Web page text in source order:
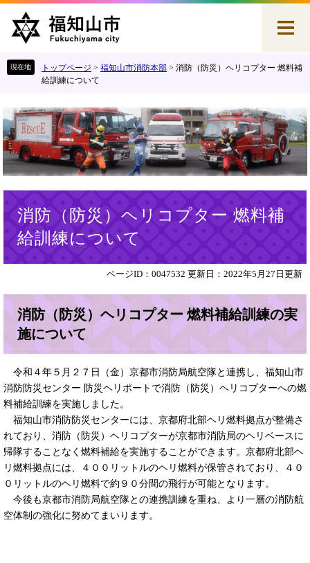
。
て
本
文
へ
トップページ > 福知山市消防本部 > 消防（防災）ヘリコプター 燃料補
給訓練について
消防（防災）ヘリコプター 燃料補
給訓練について
ページID：0047532 更新日：2022年5月27日更新
消防（防災）ヘリコプター 燃料補給訓練の実
施について
令和４年５月２７日（金）京都市消防局航空隊と連携し、福知山市
消防防災センター 防災ヘリポートで消防（防災）ヘリコプターへの燃
料補給訓練を実施しました。
福知山市消防防災センターには、京都府北部ヘリ燃料拠点が整備さ
れており、消防（防災）ヘリコプターが京都市消防局のヘリベースに
帰隊することなく燃料補給を実施することができます。京都府北部ヘ
リ燃料拠点には、４００リットルのヘリ燃料が保管されており、４０
０リットルのヘリ燃料で約９０分間の飛行が可能となります。
今後も京都市消防局航空隊との連携訓練を重ね、より一層の消防航
空体制の強化に努めてまいります。